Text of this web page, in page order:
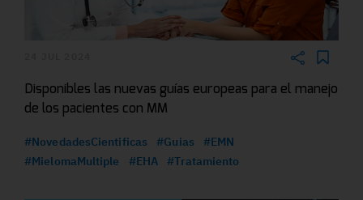
Disponibles las nuevas guías europeas para el manejo
de los pacientes con MM
#NovedadesCientificas #Guias
#EMN
#MielomaMultiple
#EHA #Tratamiento